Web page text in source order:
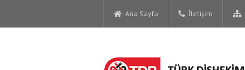
Ana Sayfa İletişim